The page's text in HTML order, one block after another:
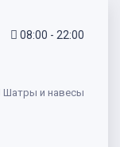
08:00 - 22:00
Шатры и навесы